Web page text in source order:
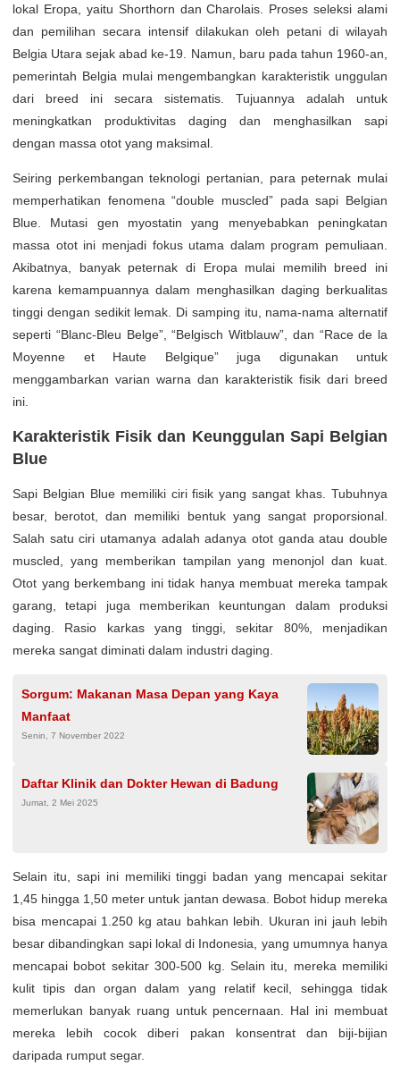
lokal Eropa, yaitu Shorthorn dan Charolais. Proses seleksi alami
dan pemilihan secara intensif dilakukan oleh petani di wilayah
Belgia Utara sejak abad ke-19. Namun, baru pada tahun 1960-an,
pemerintah Belgia mulai mengembangkan karakteristik unggulan
dari breed ini secara sistematis. Tujuannya adalah untuk
meningkatkan produktivitas daging dan menghasilkan sapi
dengan massa otot yang maksimal.
Seiring perkembangan teknologi pertanian, para peternak mulai
memperhatikan fenomena “double muscled” pada sapi Belgian
Blue. Mutasi gen myostatin yang menyebabkan peningkatan
massa otot ini menjadi fokus utama dalam program pemuliaan.
Akibatnya, banyak peternak di Eropa mulai memilih breed ini
karena kemampuannya dalam menghasilkan daging berkualitas
tinggi dengan sedikit lemak. Di samping itu, nama-nama alternatif
seperti “Blanc-Bleu Belge”, “Belgisch Witblauw”, dan “Race de la
Moyenne et Haute Belgique” juga digunakan untuk
menggambarkan varian warna dan karakteristik fisik dari breed
ini.
Karakteristik Fisik dan Keunggulan Sapi Belgian
Blue
Sapi Belgian Blue memiliki ciri fisik yang sangat khas. Tubuhnya
besar, berotot, dan memiliki bentuk yang sangat proporsional.
Salah satu ciri utamanya adalah adanya otot ganda atau double
muscled, yang memberikan tampilan yang menonjol dan kuat.
Otot yang berkembang ini tidak hanya membuat mereka tampak
garang, tetapi juga memberikan keuntungan dalam produksi
daging. Rasio karkas yang tinggi, sekitar 80%, menjadikan
mereka sangat diminati dalam industri daging.
Sorgum: Makanan Masa Depan yang Kaya
Manfaat
Senin, 7 November 2022
Daftar Klinik dan Dokter Hewan di Badung
Jumat, 2 Mei 2025
Selain itu, sapi ini memiliki tinggi badan yang mencapai sekitar
1,45 hingga 1,50 meter untuk jantan dewasa. Bobot hidup mereka
bisa mencapai 1.250 kg atau bahkan lebih. Ukuran ini jauh lebih
besar dibandingkan sapi lokal di Indonesia, yang umumnya hanya
mencapai bobot sekitar 300-500 kg. Selain itu, mereka memiliki
kulit tipis dan organ dalam yang relatif kecil, sehingga tidak
memerlukan banyak ruang untuk pencernaan. Hal ini membuat
mereka lebih cocok diberi pakan konsentrat dan biji-bijian
daripada rumput segar.